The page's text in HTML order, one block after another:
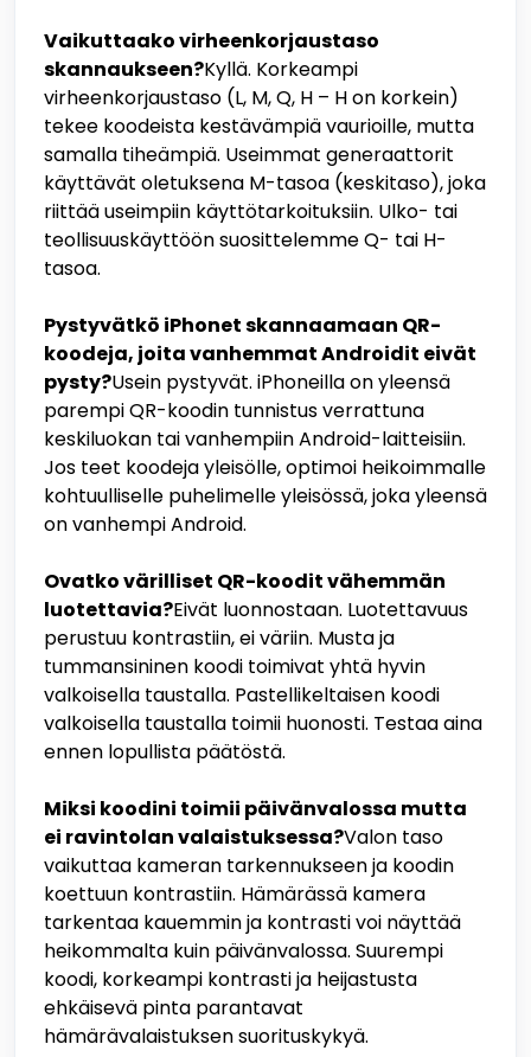
Vaikuttaako virheenkorjaustaso
skannaukseen?Kyllä. Korkeampi
virheenkorjaustaso (L, M, Q, H – H on korkein)
tekee koodeista kestävämpiä vaurioille, mutta
samalla tiheämpiä. Useimmat generaattorit
käyttävät oletuksena M-tasoa (keskitaso), joka
riittää useimpiin käyttötarkoituksiin. Ulko- tai
teollisuuskäyttöön suosittelemme Q- tai H-
tasoa.
Pystyvätkö iPhonet skannaamaan QR-
koodeja, joita vanhemmat Androidit eivät
pysty?Usein pystyvät. iPhoneilla on yleensä
parempi QR-koodin tunnistus verrattuna
keskiluokan tai vanhempiin Android-laitteisiin.
Jos teet koodeja yleisölle, optimoi heikoimmalle
kohtuulliselle puhelimelle yleisössä, joka yleensä
on vanhempi Android.
Ovatko värilliset QR-koodit vähemmän
luotettavia?Eivät luonnostaan. Luotettavuus
perustuu kontrastiin, ei väriin. Musta ja
tummansininen koodi toimivat yhtä hyvin
valkoisella taustalla. Pastellikeltaisen koodi
valkoisella taustalla toimii huonosti. Testaa aina
ennen lopullista päätöstä.
Miksi koodini toimii päivänvalossa mutta
ei ravintolan valaistuksessa?Valon taso
vaikuttaa kameran tarkennukseen ja koodin
koettuun kontrastiin. Hämärässä kamera
tarkentaa kauemmin ja kontrasti voi näyttää
heikommalta kuin päivänvalossa. Suurempi
koodi, korkeampi kontrasti ja heijastusta
ehkäisevä pinta parantavat
hämärävalaistuksen suorituskykyä.